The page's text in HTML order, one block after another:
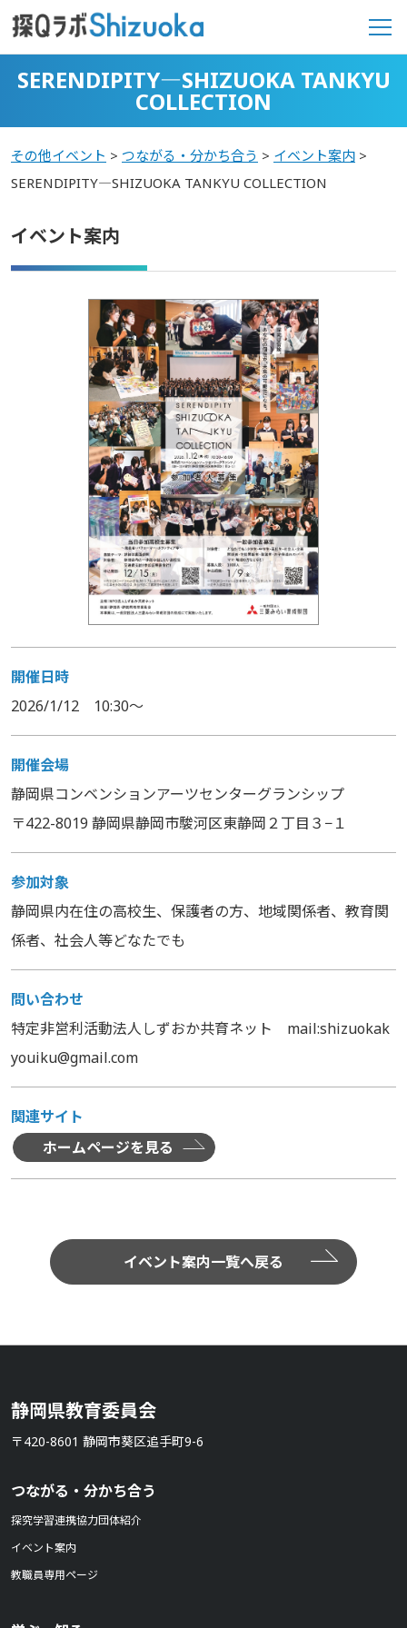
SERENDIPITY―SHIZUOKA TANKYU
COLLECTION
その他イベント > つながる・分かち合う > イベント案内 >
SERENDIPITY―SHIZUOKA TANKYU COLLECTION
イベント案内
開催日時
2026/1/12 10:30～
開催会場
静岡県コンベンションアーツセンターグランシップ
〒422-8019 静岡県静岡市駿河区東静岡２丁目３−１
参加対象
静岡県内在住の高校生、保護者の方、地域関係者、教育関
係者、社会人等どなたでも
問い合わせ
特定非営利活動法人しずおか共育ネット mail:shizuokak
youiku@gmail.com
関連サイト
ホームページを見る
イベント案内一覧へ戻る
静岡県教育委員会
〒420-8601 静岡市葵区追手町9-6
つながる・分かち合う
探究学習連携協力団体紹介
イベント案内
教職員専用ページ